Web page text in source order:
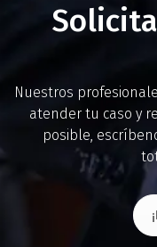
Nuestros
atender tu caso y
posible,